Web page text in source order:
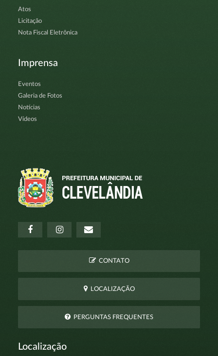
Atos
Licitação
Nota Fiscal Eletrônica
Imprensa
Eventos
Galeria de Fotos
Notícias
Vídeos
CONTATO
LOCALIZAÇÃO
PERGUNTAS FREQUENTES
Localização